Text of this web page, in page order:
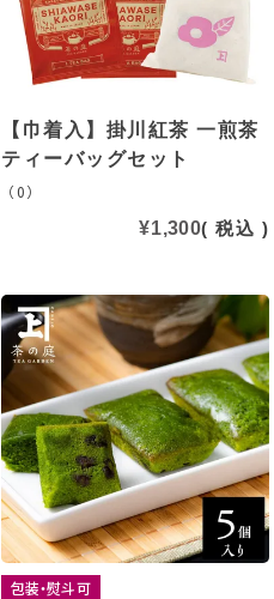
【巾着入】掛川紅茶 一煎茶
ティーバッグセット
（0）
¥1,300 税込
包装・熨斗可